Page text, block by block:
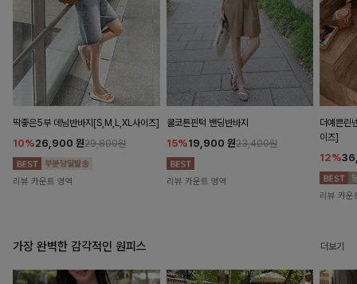
딱좋은5부 데님반바지[S,M,L,XL사이즈]
10%26,900 원29,800원
리뷰 카운트 영역
쿨코튼핀턱 밴딩반바지
15%19,900 원23,400원
리뷰 카운트 영역
더예쁜린
이즈]
12%
리뷰 카운
가장 완벽한 감각적인 원피스 더보기